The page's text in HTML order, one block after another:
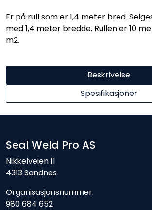
Er på rull som er 1,4 meter bred.
med 1,4 meter bredde. Rullen er 10
m2.
Beskrivelse
Spesifikasjoner
Seal Weld Pro AS
Nikkelveien 11
4313 Sandnes
Organisasjonsnummer:
980 684 652